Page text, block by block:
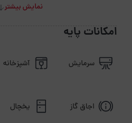
نمایش بیشتر
امکانات پایه
سرمایش آشپزخانه
اجاق گاز یخچال